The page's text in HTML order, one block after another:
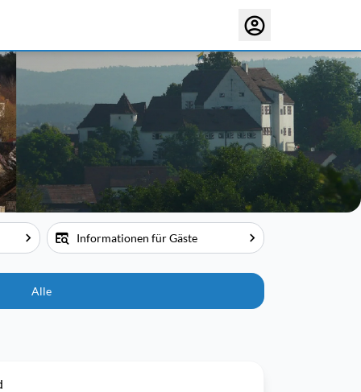
Informationen für Gäste
Alle